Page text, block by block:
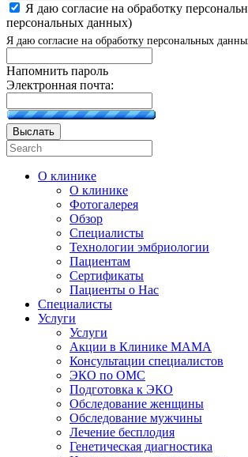
Я даю согласие на обработку
персональных данных)
Я даю согласие на обработку персональных
Напомнить пароль
Электронная почта:
Выслать
О клинике
О клинике
Фотогалерея
Обзор
Специалисты
Технологии эмбриологии
Пациентам
Сертификаты
Пациенты о Нас
Специалисты
Услуги
Услуги
Акции в Клинике МАМА
Консультации специалистов
ЭКО по ОМС
Подготовка к ЭКО
Обследование женщины
Обследование мужчины
Лечение бесплодия
Генетическая диагностика